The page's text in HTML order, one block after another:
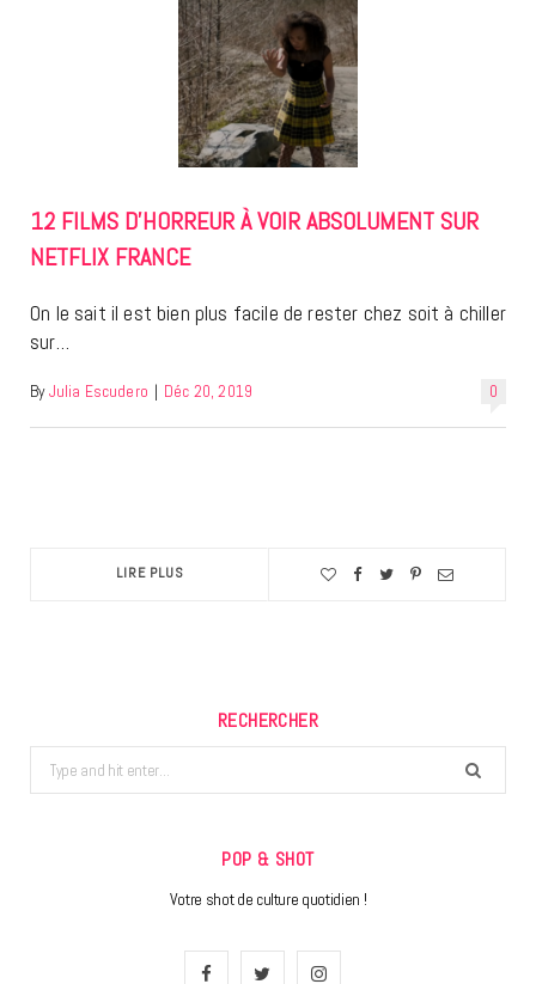
12 FILMS D’HORREUR À VOIR ABSOLUMENT SUR
NETFLIX FRANCE
On le sait il est bien plus facile de rester chez soit à chiller
sur…
0
By Julia Escudero | Déc 20, 2019
LIRE PLUS
RECHERCHER
Search
for:
POP & SHOT
Votre shot de culture quotidien !
F
I